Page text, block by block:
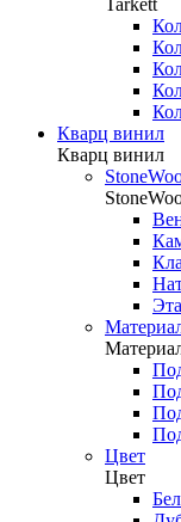
Tarkett
Кварц винил
Кварц винил
Цвет
Цвет